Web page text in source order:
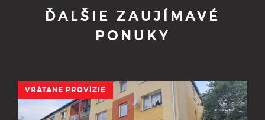
ĎALŠIE ZAUJÍMAVÉ
PONUKY
VRÁTANE PROVÍZIE